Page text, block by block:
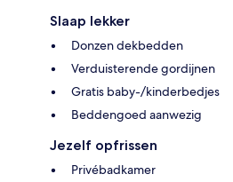
Slaap lekker
Donzen dekbedden
Verduisterende gordijnen
Gratis baby-/kinderbedjes
Beddengoed aanwezig
Jezelf opfrissen
Privébadkamer